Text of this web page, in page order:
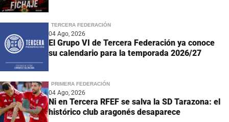
TERCERA FEDERACIÓN
04 Ago, 2026
El Grupo VI de Tercera Federación ya conoce
su calendario para la temporada 2026/27
PRIMERA FEDERACIÓN
04 Ago, 2026
Ni en Tercera RFEF se salva la SD Tarazona: el
histórico club aragonés desaparece